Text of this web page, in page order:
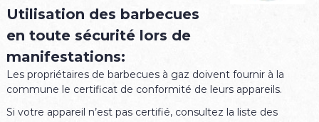
Utilisation des barbecues
en toute sécurité lors de
manifestations:
Les propriétaires de barbecues à gaz doivent fournir à la
commune le certificat de conformité de leurs appareils.
Si votre appareil n’est pas certifié, consultez la liste des